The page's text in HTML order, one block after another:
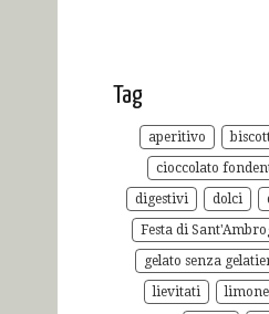
Tag
aperitivo
cioccolato
digestivi
dolci
Festa di
gelato senza
lievitati
limone